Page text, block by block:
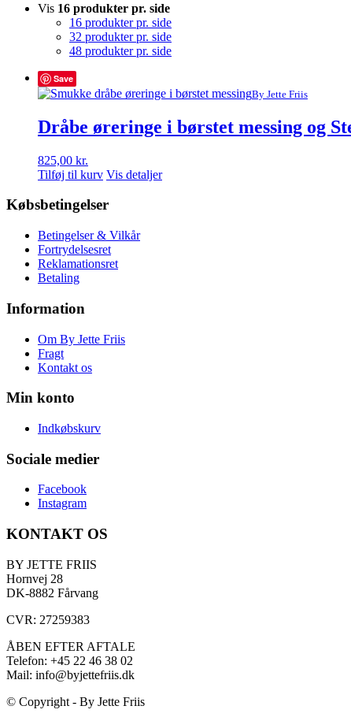
Vis 16 produkter pr. side
16 produkter pr. side
32 produkter pr. side
48 produkter pr. side
Save
By Jette Friis
Dråbe øreringe i børstet messing og
825,00 kr.
Tilføj til kurv Vis detaljer
Købsbetingelser
Betingelser & Vilkår
Fortrydelsesret
Reklamationsret
Betaling
Information
Om By Jette Friis
Fragt
Kontakt os
Min konto
Indkøbskurv
Sociale medier
Facebook
Instagram
KONTAKT OS
BY JETTE FRIIS
Hornvej 28
DK-8882 Fårvang
CVR: 27259383
ÅBEN EFTER AFTALE
Telefon: +45 22 46 38 02
Mail: info@byjettefriis.dk
© Copyright - By Jette Friis